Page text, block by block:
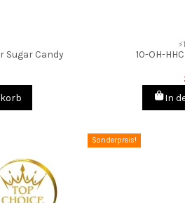
Sugar Candy 10-OH-
In
Sonderpreis!